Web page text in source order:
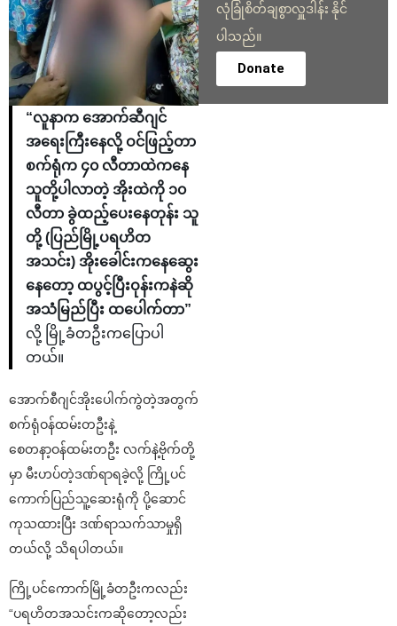
“လူနာက အောက်ဆီဂျင်
အရေးကြီးနေလို့ ဝင်ဖြည့်တာ
စက်ရုံက ၄၀ လီတာထဲကနေ
သူတို့ပါလာတဲ့ အိုးထဲကို ၁၀
လီတာ ခွဲထည့်ပေးနေတုန်း သူ
တို့ (ပြည်မြို့ပရဟိတ
အသင်း) အိုးခေါင်းကနေဆွေး
နေတော့ ထပွင့်ပြီးဝုန်းကနဲဆို
အသံမြည်ပြီး ထပေါက်တာ”
လို့ မြို့ခံတဦးကပြောပါ
တယ်။
အောက်စီဂျင်အိုးပေါက်ကွဲတဲ့အတွက်
စက်ရုံဝန်ထမ်းတဦးနဲ့
စေတနာ့ဝန်ထမ်းတဦး လက်နဲ့ဗိုက်တို့
မှာ မီးဟပ်တဲ့ဒဏ်ရာရခဲ့လို့ ကြို့ပင်
ကောက်ပြည်သူ့ဆေးရုံကို ပို့ဆောင်
ကုသထားပြီး ဒဏ်ရာသက်သာမှုရှိ
တယ်လို့ သိရပါတယ်။
ကြို့ပင်ကောက်မြို့ခံတဦးကလည်း
“ပရဟိတအသင်းကဆိုတော့လည်း
လုံခြုံစိတ်ချစွာလှူဒါန်း နိုင်
ပါသည်။
Donate